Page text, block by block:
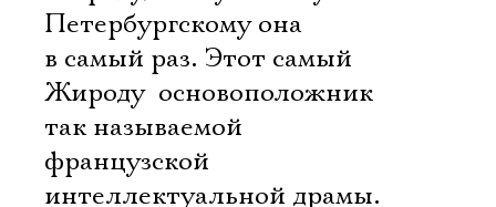
Петербургскому она
в самый раз. Этот самый
Жироду  основоположник
так называемой
французской
интеллектуальной драмы.